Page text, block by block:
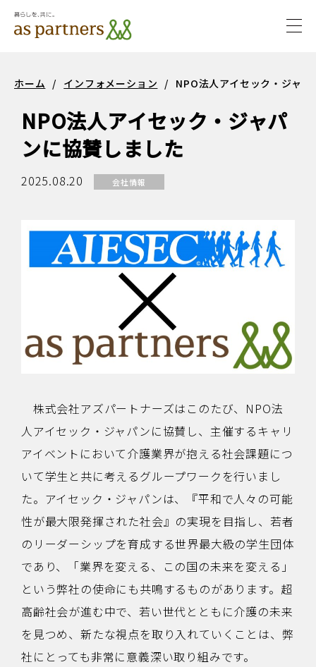
ホーム / インフォメーション / NPO法人アイセック・ジャ
NPO法人アイセック・ジャパ
ンに協賛しました
2025.08.20 会社情報
株式会社アズパートナーズはこのたび、NPO法
人アイセック・ジャパンに協賛し、主催するキャリ
アイベントにおいて介護業界が抱える社会課題につ
いて学生と共に考えるグループワークを行いまし
た。アイセック・ジャパンは、『平和で人々の可能
性が最大限発揮された社会』の実現を目指し、若者
のリーダーシップを育成する世界最大級の学生団体
であり、「業界を変える、この国の未来を変える」
という弊社の使命にも共鳴するものがあります。超
高齢社会が進む中で、若い世代とともに介護の未来
を見つめ、新たな視点を取り入れていくことは、弊
社にとっても非常に意義深い取り組みです。
サステナビ
リティ
サステ
ティ